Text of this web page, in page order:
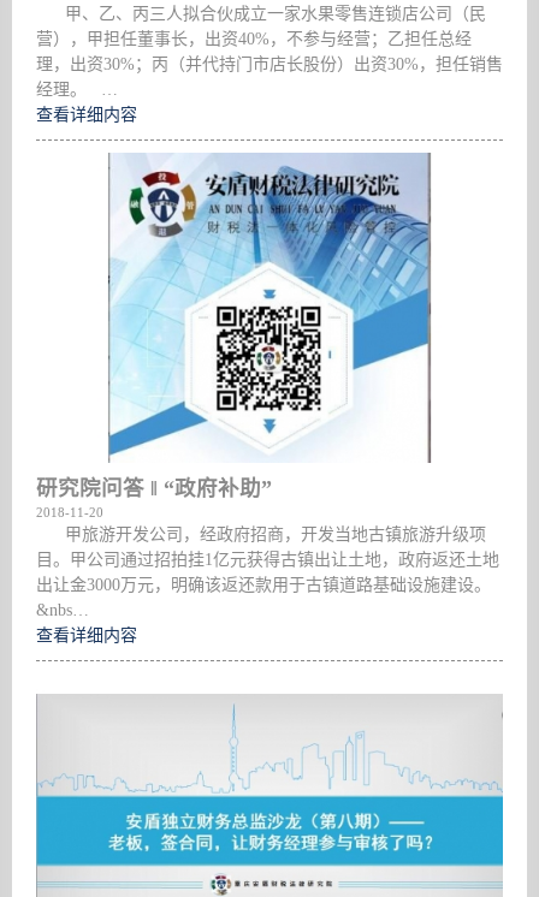
甲、乙、丙三人拟合伙成立一家水果零售连锁店公司（民
营），甲担任董事长，出资40%，不参与经营；乙担任总经
理，出资30%；丙（并代持门市店长股份）出资30%，担任销售
经理。 …
查看详细内容
研究院问答 ‖ “政府补助”
2018-11-20
甲旅游开发公司，经政府招商，开发当地古镇旅游升级项
目。甲公司通过招拍挂1亿元获得古镇出让土地，政府返还土地
出让金3000万元，明确该返还款用于古镇道路基础设施建设。
&nbs…
查看详细内容